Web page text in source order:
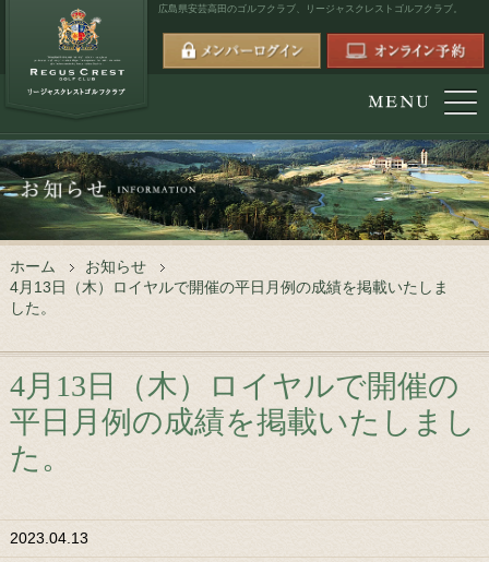
広島県安芸高田のゴルフクラブ、 リージャスクレストゴルフクラブ。
ホーム
お知らせ
4月13日（木）ロイヤルで開催の平日月例の成績を掲載いたしま
した。
4月13日（木）ロイヤルで開催の
平日月例の成績を掲載いたしまし
た。
2023.04.13